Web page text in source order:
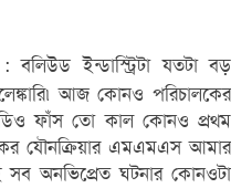
: বলিউড ইন্ডাস্ট্রিটা যতটা বড়
আজ কোনও পরিচালকের
ফাঁস তো কাল কোনও প্রথম
যৌনক্রিয়ার এমএমএস আমার
অনভিপ্রেত ঘটনার কোনওটা